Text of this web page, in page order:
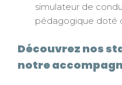
simulateur de
pédagogique doté
Découvrez nos
notre